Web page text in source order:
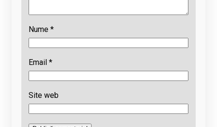
Nume *
Email *
Site web